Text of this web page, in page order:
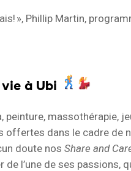
», Phillip Martin,
à Ubi
peinture, massothérapie,
offertes dans le cadre de
doute nos Share and
l’une de ses passions,